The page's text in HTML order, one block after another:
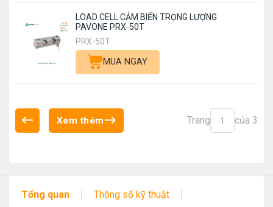
LOAD CELL CẢM BIẾN TRỌNG LƯỢNG
PAVONE PRX-50T
PRX-50T
MUA NGAY
Xem thêm Trang 1 của 3
Tổng quan Thông số kỹ thuật